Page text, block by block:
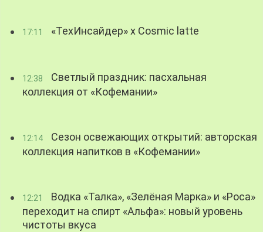
17:11 «ТехИнсайдер» х Cosmic latte
12:38
Светлый праздник: пасхальная
коллекция от «Кофемании»
12:14
Сезон освежающих открытий: авторская
коллекция напитков в «Кофемании»
12:21
Водка «Талка», «Зелёная Марка» и «Роса»
переходит на спирт «Альфа»: новый уровень
чистоты вкуса